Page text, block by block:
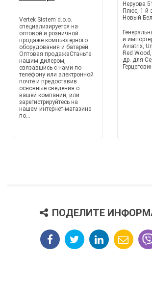
Vertek Sistem d.o.o.
специализируется на
оптовой и розничной
продаже компьютерного
оборудования и батарей.
Оптовая продажаСтаньте
нашим дилером,
связавшись с нами по
телефону или электронной
почте и предоставив
основные сведения о
вашей компании, или
зарегистрируйтесь на
нашем интернет-магазине
по...
Неруова
Плюс, 1-й
Новый
и
Aviatrix,
Red
др. для
ПОДЕЛИТЕ